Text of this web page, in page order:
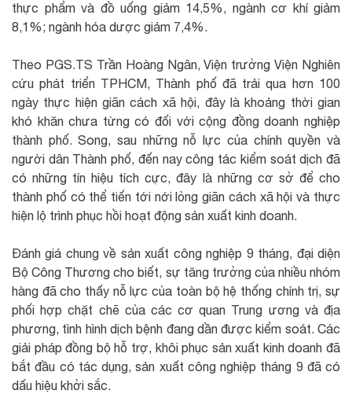
thực phẩm và đồ uống giảm 14,5%, ngành cơ khí giảm
8,1%; ngành hóa dược giảm 7,4%.
Theo PGS.TS Trần Hoàng Ngân, Viện trưởng Viện Nghiên
cứu phát triển TPHCM, Thành phố đã trải qua hơn 100
ngày thực hiện giãn cách xã hội, đây là khoảng thời gian
khó khăn chưa từng có đối với cộng đồng doanh nghiệp
thành phố. Song, sau những nỗ lực của chính quyền và
người dân Thành phố, đến nay công tác kiểm soát dịch đã
có những tín hiệu tích cực, đây là những cơ sở để cho
thành phố có thể tiến tới nới lỏng giãn cách xã hội và thực
hiện lộ trình phục hồi hoạt động sản xuất kinh doanh.
Đánh giá chung về sản xuất công nghiệp 9 tháng, đại diện
Bộ Công Thương cho biết, sự tăng trưởng của nhiều nhóm
hàng đã cho thấy nỗ lực của toàn bộ hệ thống chính trị, sự
phối hợp chặt chẽ của các cơ quan Trung ương và địa
phương, tình hình dịch bệnh đang dần được kiểm soát. Các
giải pháp đồng bộ hỗ trợ, khôi phục sản xuất kinh doanh đã
bắt đầu có tác dụng, sản xuất công nghiệp tháng 9 đã có
dấu hiệu khởi sắc.